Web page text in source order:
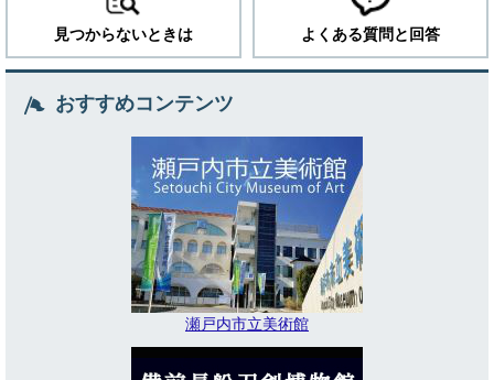
見つからないときは よくある質問と回答
おすすめコンテンツ
瀬戸内市立美術館